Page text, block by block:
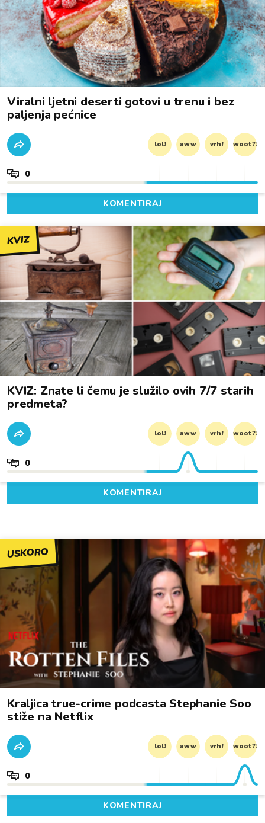
Viralni ljetni deserti gotovi u trenu i bez
paljenja pećnice
lol! aww vrh! woot?!
0
KOMENTIRAJ
KVIZ
KVIZ: Znate li čemu je služilo ovih 7/7 starih
predmeta?
lol! aww vrh! woot?!
0
KOMENTIRAJ
USKORO
Kraljica true-crime podcasta Stephanie Soo
stiže na Netflix
lol! aww vrh! woot?!
0
KOMENTIRAJ